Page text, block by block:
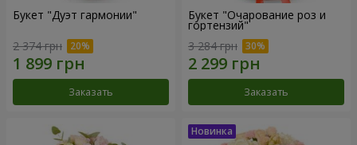
Букет "Дуэт гармонии"
2 374 грн
Заказать
Букет "Очарование роз и
гортензий"
3 284 грн
Заказать